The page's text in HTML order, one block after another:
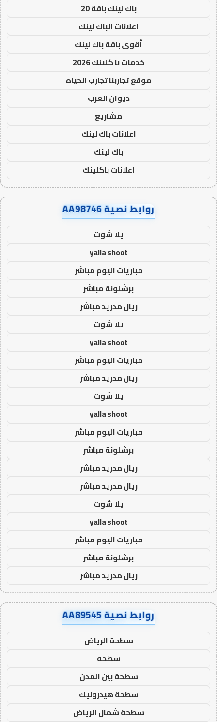
باك لينك باقة 20
اعلانات الباك لينك
أقوى باقة باك لينك
خدمات با كلينك 2026
موقع تجاربنا تجارب الحياه
ديوان العرب
مشاريع
اعلانات باك لينك
باك لينك
اعلانات باكلينك
روابط نصية AA98746
يلا شوت
yalla shoot
مباريات اليوم مباشر
برشلونة مباشر
ريال مدريد مباشر
يلا شوت
yalla shoot
مباريات اليوم مباشر
ريال مدريد مباشر
يلا شوت
yalla shoot
مباريات اليوم مباشر
برشلونة مباشر
ريال مدريد مباشر
ريال مدريد مباشر
يلا شوت
yalla shoot
مباريات اليوم مباشر
برشلونة مباشر
ريال مدريد مباشر
روابط نصية AA89545
سطحة الرياض
سطحه
سطحة بين المدن
سطحة هيدروليك
سطحة شمال الرياض